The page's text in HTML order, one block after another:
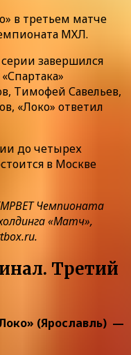
в третьем матче
МХЛ.
завершился
Тимофей Савельев,
«Локо» ответил
до четырех
в Москве
Чемпионата
«Матч»,
Третий
(Ярославль) —